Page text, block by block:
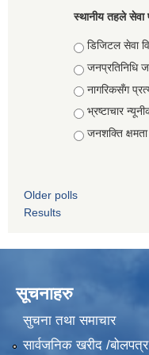
स्थानीय तहले सेवा
Choices
डिजिटल सेवा
जनप्रतिनिधि
नागरिकसँग
भ्रष्टाचार
जनशक्ति क्षमता
Older polls
Results
सूचनाहरु
सुचना तथा समाचार
सार्वजनिक खरीद /